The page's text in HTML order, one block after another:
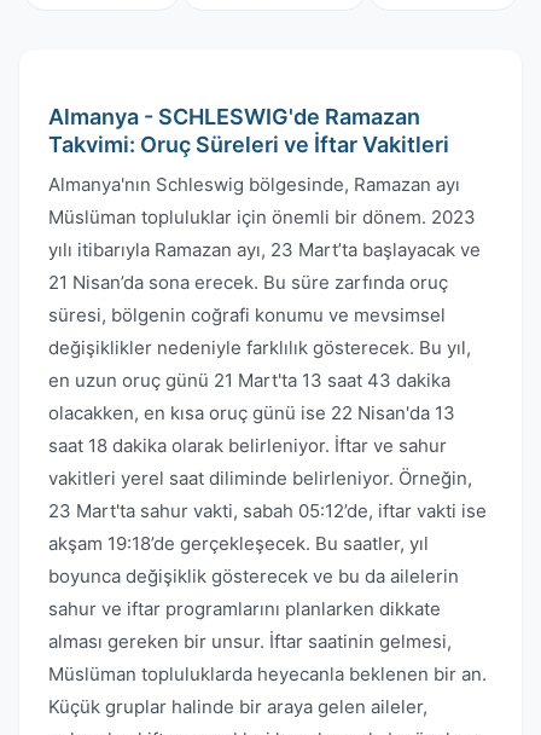
Almanya - SCHLESWIG'de Ramazan
Takvimi: Oruç Süreleri ve İftar Vakitleri
Almanya'nın Schleswig bölgesinde, Ramazan ayı
Müslüman topluluklar için önemli bir dönem. 2023
yılı itibarıyla Ramazan ayı, 23 Mart’ta başlayacak ve
21 Nisan’da sona erecek. Bu süre zarfında oruç
süresi, bölgenin coğrafi konumu ve mevsimsel
değişiklikler nedeniyle farklılık gösterecek. Bu yıl,
en uzun oruç günü 21 Mart'ta 13 saat 43 dakika
olacakken, en kısa oruç günü ise 22 Nisan'da 13
saat 18 dakika olarak belirleniyor. İftar ve sahur
vakitleri yerel saat diliminde belirleniyor. Örneğin,
23 Mart'ta sahur vakti, sabah 05:12’de, iftar vakti ise
akşam 19:18’de gerçekleşecek. Bu saatler, yıl
boyunca değişiklik gösterecek ve bu da ailelerin
sahur ve iftar programlarını planlarken dikkate
alması gereken bir unsur. İftar saatinin gelmesi,
Müslüman topluluklarda heyecanla beklenen bir an.
Küçük gruplar halinde bir araya gelen aileler,